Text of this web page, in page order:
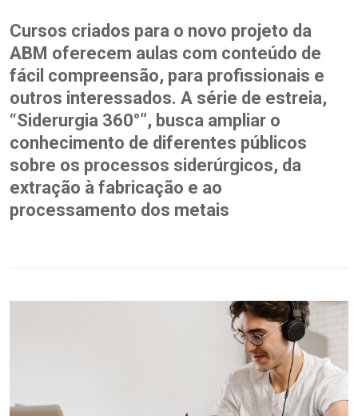
Cursos criados para o novo projeto da
ABM oferecem aulas com conteúdo de
fácil compreensão, para profissionais e
outros interessados. A série de estreia,
“Siderurgia 360°”, busca ampliar o
conhecimento de diferentes públicos
sobre os processos siderúrgicos, da
extração à fabricação e ao
processamento dos metais